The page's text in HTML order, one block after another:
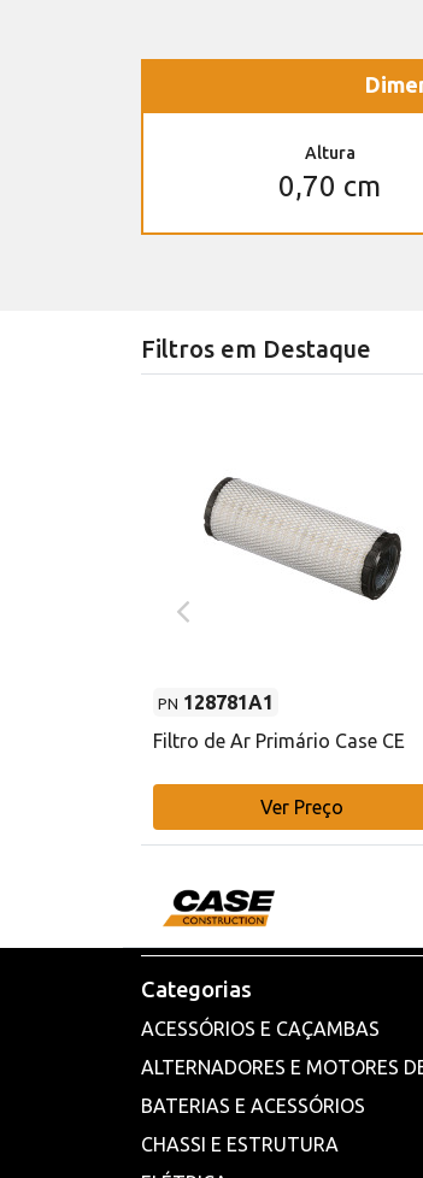
Altura
0,70 cm
Filtros em Destaque
PN 128781A1
Filtro de Ar Primário Case CE
Ver Preço
Categorias
ACESSÓRIOS E CAÇAMBAS
ALTERNADORES E MOTORES
BATERIAS E ACESSÓRIOS
CHASSI E ESTRUTURA